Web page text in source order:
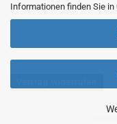
Informationen finden Sie in